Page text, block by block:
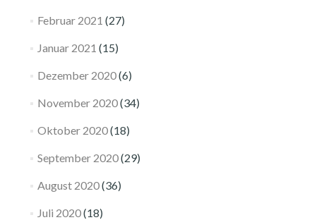
Februar 2021 (27)
Januar 2021 (15)
Dezember 2020(6)
November 2020(34)
Oktober 2020(18)
September 2020(29)
August 2020(36)
Juli 2020(18)